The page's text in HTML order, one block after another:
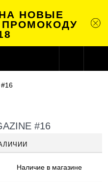
НОВЫЕ
#16
Наличиев магазине